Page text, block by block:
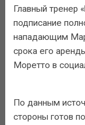
Главный тренер
подписание
нападающим
срока его
Моретто в
По данным
стороны готов